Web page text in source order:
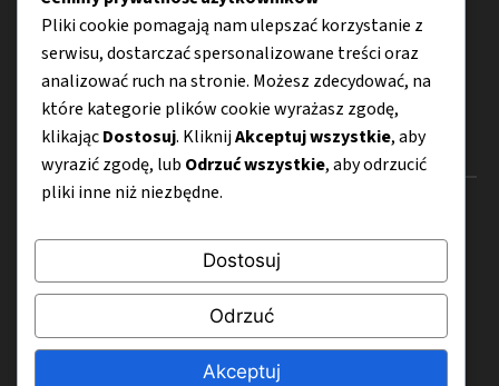
Internet
Porady
Mapa strony
Polityka prywatności
Pliki cookie pomagają nam ulepszać korzystanie z
serwisu, dostarczać spersonalizowane treści oraz
analizować ruch na stronie. Możesz zdecydować, na
które kategorie plików cookie wyrażasz zgodę,
klikającDostosuj. KliknijAkceptuj wszystkie, aby
wyrazić zgodę, lub Odrzuć wszystkie, aby odrzucić
pliki inne niż niezbędne.
Dostosuj
Odrzuć
Akceptuj